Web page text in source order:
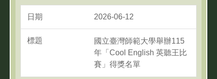
2026-06-12
國立臺灣師範大學舉辦115
年「Cool English 英聽王比
賽」得獎名單